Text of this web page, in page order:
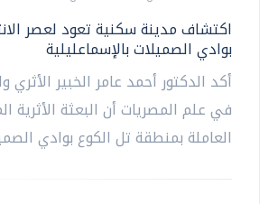
اكتشاف مدينة سكنية تعود لعصر
بوادي الصميلات بالإسماعليلية
أكد الدكتور أحمد عامر الخبير
في علم المصريات أن البعثة الأثرية
العاملة بمنطقة تل الكوع بوادي